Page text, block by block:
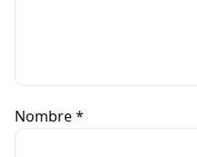
Nombre*